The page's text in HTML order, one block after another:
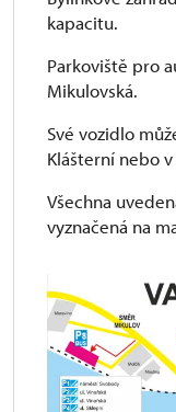
kapacitu.
Parkoviště pro
Mikulovská.
Své vozidlo
Klášterní nebo
Všechna
vyznačená na